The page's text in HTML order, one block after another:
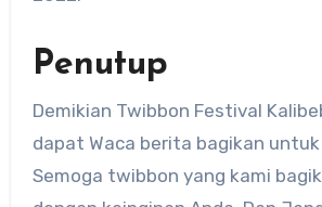
Penutup
Demikian Twibbon Festival
dapat Waca berita bagikan
Semoga twibbon yang kami